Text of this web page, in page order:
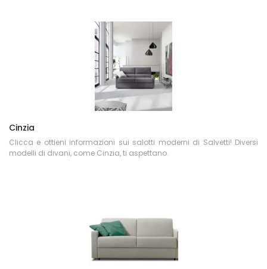
Cinzia
Clicca e ottieni informazioni sui salotti moderni di Salvetti! Diversi
modelli di divani, come Cinzia, ti aspettano.